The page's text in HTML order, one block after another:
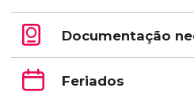
Documentação
Feriados